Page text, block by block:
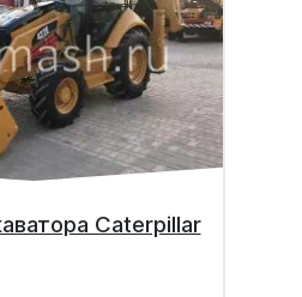
Caterpillar